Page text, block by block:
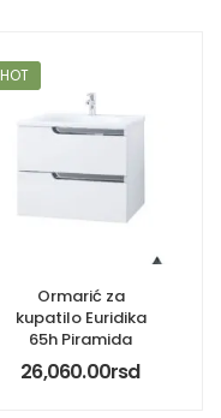
HOT
Ormarić za
kupatilo Euridika
65h Piramida
26,060.00rsd